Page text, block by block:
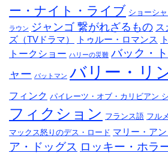
ー・ナイト・ライブ ショーシ
ラウン ジャンゴ 繋がれざるもの ス
ズ（TVドラマ）
トゥルー・ロマンス
トークショー ハリーの災難 バック・
ャー バットマン バリー・リ
フィンク パイレーツ・オブ・カリビアン
フィクション フランス語 フル
マックス怒りのデス・ロード マリー・ア
ア・ドッグス ロッキー・ホラ